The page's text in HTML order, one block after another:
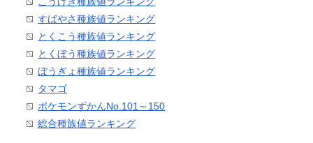
すばやさ種族値ランキング
とくこう種族値ランキング
とくぼう種族値ランキング
ぼうぎょ種族値ランキング
タマゴ
ポケモンずかんNo.101～150
総合種族値ランキング